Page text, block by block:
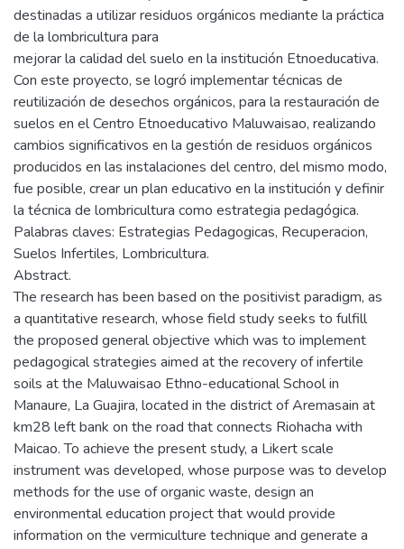
destinadas a utilizar residuos orgánicos mediante la práctica
de la lombricultura para
mejorar la calidad del suelo en la institución Etnoeducativa.
Con este proyecto, se logró implementar técnicas de
reutilización de desechos orgánicos, para la restauración de
suelos en el Centro Etnoeducativo Maluwaisao, realizando
cambios significativos en la gestión de residuos orgánicos
producidos en las instalaciones del centro, del mismo modo,
fue posible, crear un plan educativo en la institución y definir
la técnica de lombricultura como estrategia pedagógica.
Palabras claves: Estrategias Pedagogicas, Recuperacion,
Suelos Infertiles, Lombricultura.
Abstract.
The research has been based on the positivist paradigm, as
a quantitative research, whose field study seeks to fulfill
the proposed general objective which was to implement
pedagogical strategies aimed at the recovery of infertile
soils at the Maluwaisao Ethno-educational School in
Manaure, La Guajira, located in the district of Aremasain at
km28 left bank on the road that connects Riohacha with
Maicao. To achieve the present study, a Likert scale
instrument was developed, whose purpose was to develop
methods for the use of organic waste, design an
environmental education project that would provide
information on the vermiculture technique and generate a